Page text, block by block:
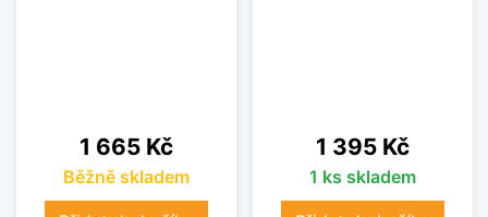
Cena
1 665 Kč
Běžně skladem
Cena
1 395 Kč
1 ks skladem